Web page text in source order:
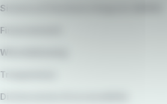
Sistema di Gestione integrato QARSS
Finanziamenti
Whistleblowing
Trasparenza
Dichiarazione di accessibilità